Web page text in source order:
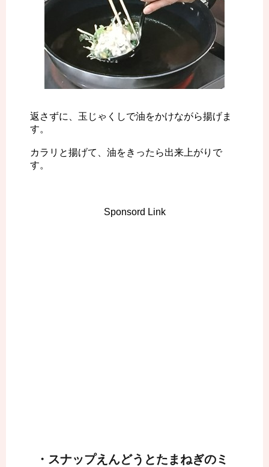
返さずに、玉じゃくしで油をかけながら揚げま
す。
カラリと揚げて、油をきったら出来上がりで
す。
Sponsord Link
・スナップえんどうとたまねぎのミ